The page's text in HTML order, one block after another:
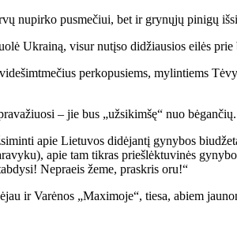
nupirko pusmečiui, bet ir grynųjų pinigų
Ukrainą, visur nutįso didžiausios eilės
perkopusiems, mylintiems
– jie bus „užsikimšę“ nuo
apie Lietuvos didėjantį gynybos
apie tam tikras priešlėktuvinės
Nepraeis žeme, praskris oru!“
ir Varėnos „Maximoje“, tiesa, abiem